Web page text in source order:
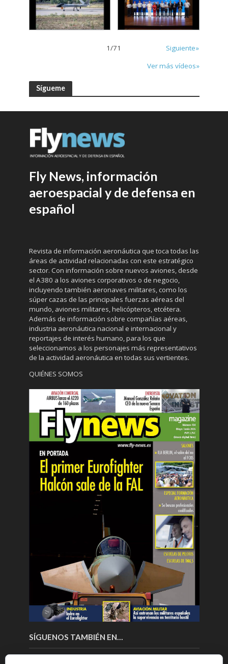
1/71
Siguiente»
Ver más vídeos»
Sígueme
Fly News, información
aeroespacial y de defensa en
español
Revista de información aeronáutica que toca todas las
áreas de actividad relacionadas con este estratégico
sector. Con información sobre nuevos aviones, desde
el A380 a los aviones corporativos o de negocio,
incluyendo también aeronaves militares, como los
súper cazas de las principales fuerzas aéreas del
mundo, aviones militares, helicópteros, etcétera.
Además de información sobre compañías aéreas,
industria aeronáutica nacional e internacional y
reportajes de interés humano, para los que
seleccionamos a los personajes más representativos
de la actividad aeronáutica en todas sus vertientes.
QUIÉNES SOMOS
SÍGUENOS TAMBIÉN EN…